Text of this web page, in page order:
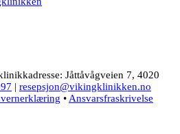
Jåttåvågveien 7, 4020
| resepsjon@vikingklinikken.no
• Ansvarsfraskrivelse